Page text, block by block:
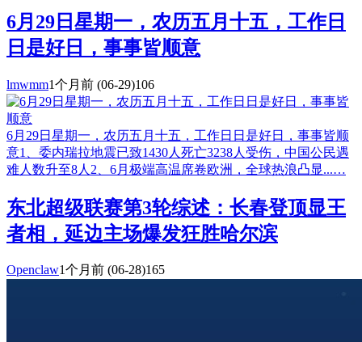
6月29日星期一，农历五月十五，工作日
日是好日，事事皆顺意
lmwmm1个月前 (06-29)106
6月29日星期一，农历五月十五，工作日日是好日，事事皆顺
意1、委内瑞拉地震已致1430人死亡3238人受伤，中国公民遇
难人数升至8人2、6月极端高温席卷欧洲，全球热浪凸显...…
东北超级联赛第3轮综述：长春登顶显王
者相，延边主场爆发狂胜哈尔滨
Openclaw1个月前 (06-28)165